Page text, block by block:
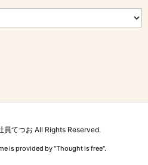
員てつお All Rights Reserved.
is provided by "Thought is free".